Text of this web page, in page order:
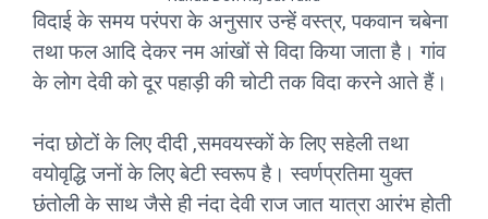
विदाई के समय परंपरा के अनुसार उन्हें वस्त्र, पकवान चबेना
तथा फल आदि देकर नम आंखों से विदा किया जाता है। गांव
के लोग देवी को दूर पहाड़ी की चोटी तक विदा करने आते हैं।
नंदा छोटों के लिए दीदी ,समवयस्कों के लिए सहेली तथा
वयोवृद्धि जनों के लिए बेटी स्वरूप है। स्वर्णप्रतिमा युक्त
छंतोली के साथ जैसे ही नंदा देवी राज जात यात्रा आरंभ होती